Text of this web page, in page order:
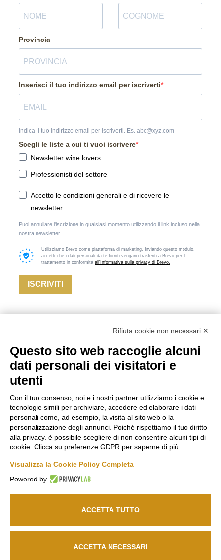
Provincia
Inserisci il tuo indirizzo email per iscriverti
Indica il tuo indirizzo email per iscriverti. Es. abc@xyz.com
Scegli le liste a cui ti vuoi iscrivere
Newsletter wine lovers
Professionisti del settore
Accetto le condizioni generali e di ricevere le
newsletter
Puoi annullare l'iscrizione in qualsiasi momento utilizzando il link incluso nella
nostra newsletter.
Utilizziamo Brevo come piattaforma di marketing. Inviando questo modulo,
accetti che i dati personali da te forniti vengano trasferiti a Brevo per il
trattamento in conformità all'Informativa sulla privacy di Brevo.
ISCRIVITI
Marco
Felluga
Via Gorizia, 121
34072 Gradisca
d’Isonzo (GO)
T.+39 048199164
info@marcofelluga.it
rp@marcofelluga.it
Change Cookie
Russiz
Superiore
34070 Capriva del
Friuli (GO)
Ufficio T.+39 335
708 0590
Relais T. +39 331
663 6919
Area
Legale
Condizioni
Privacy Policy
Codice Etico
Cookie policy
Seguici
Rifiuta cookie non necessari ✕
Questo sito web raccoglie alcuni
dati personali dei visitatori e
utenti
Con il tuo consenso, noi e i nostri partner utilizziamo i cookie e
tecnologie simili per archiviare, accedere ed elaborare i dati
personali come, ad esempio, la visita al sito web o la
personalizzazione degli annunci. Poiché rispettiamo il tuo diritto
alla privacy, è possibile scegliere di non consentire alcuni tipi di
cookie. Clicca su preferenze GDPR per saperne di più.
Visualizza la Cookie Policy Completa
Powered by
ACCETTA TUTTO
ACCETTA NECESSARI